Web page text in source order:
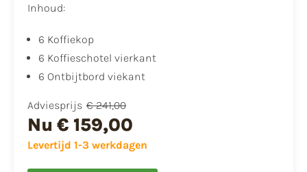
Inhoud:
6 Koffiekop
6 Koffieschotel vierkant
6 Ontbijtbord viekant
Adviesprijs € 241,00
Nu € 159,00
Levertijd 1-3 werkdagen